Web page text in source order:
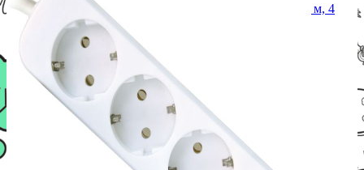
Удлинитель DEFENDER с заземлением E430 3.0 м, 4
розетки